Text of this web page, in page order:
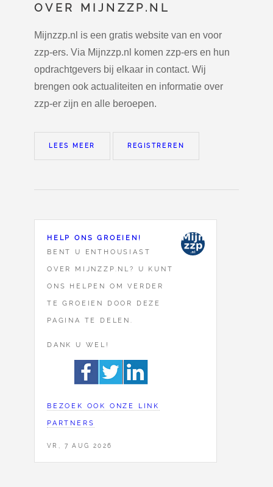
OVER MIJNZZP.NL
Mijnzzp.nl is een gratis website van en voor
zzp-ers. Via Mijnzzp.nl komen zzp-ers en hun
opdrachtgevers bij elkaar in contact. Wij
brengen ook actualiteiten en informatie over
zzp-er zijn en alle beroepen.
LEES MEER REGISTREREN
HELP ONS GROEIEN!
BENT U ENTHOUSIAST
OVER MIJNZZP.NL? U KUNT
ONS HELPEN OM VERDER
TE GROEIEN DOOR DEZE
PAGINA TE DELEN.
DANK U WEL!
BEZOEK OOK ONZE LINK
PARTNERS
VR, 7 AUG 2026